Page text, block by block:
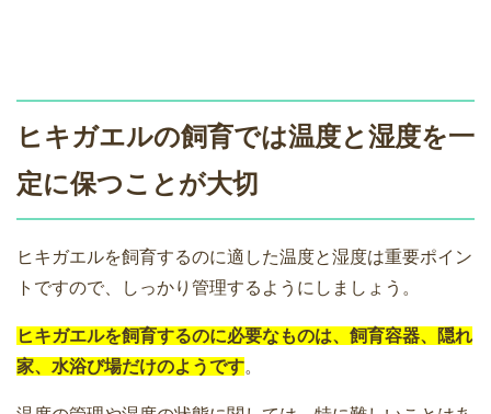
ヒキガエルの飼育では温度と湿度を一
定に保つことが大切
ヒキガエルを飼育するのに適した温度と湿度は重要ポイン
トですので、しっかり管理するようにしましょう。
ヒキガエルを飼育するのに必要なものは、飼育容器、隠れ
家、水浴び場だけのようです。